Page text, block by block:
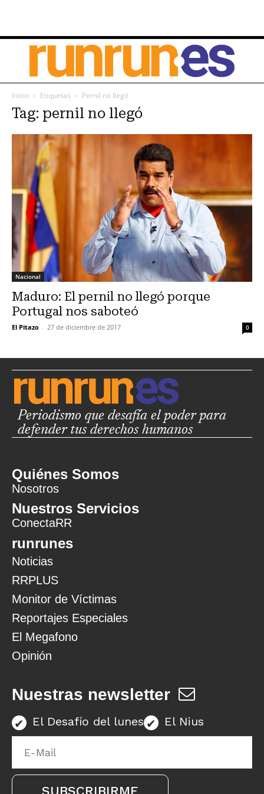
Inicio Etiquetas Pernil no llegó
Tag: pernil no llegó
Nacional
Maduro: El pernil no llegó porque
Portugal nos saboteó
El Pitazo - 27 de diciembre de 2017 0
Periodismo que desafía el poder para
defender tus derechos humanos
Quiénes Somos
Nosotros
Nuestros Servicios
ConectaRR
runrunes
Noticias
RRPLUS
Monitor de Víctimas
Reportajes Especiales
El Megafono
Opinión
Nuestras newsletter
El Desafío del lunes El Nius